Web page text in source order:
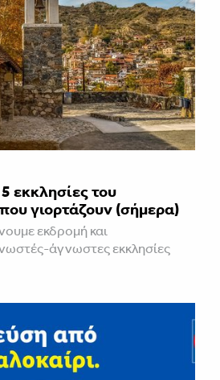
εκκλησίες του
γιορτάζουν (σήμερα)
εκδρομή και
άγνωστες εκκλησίες